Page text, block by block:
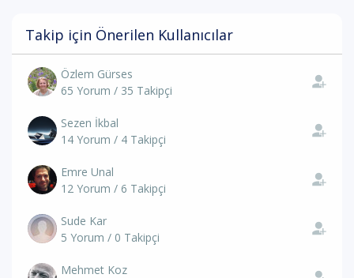
Takip için Önerilen Kullanıcılar
Özlem Gürses
65 Yorum / 35 Takipçi
Sezen İkbal
14 Yorum / 4 Takipçi
Emre Unal
12 Yorum / 6 Takipçi
Sude Kar
5 Yorum / 0 Takipçi
Mehmet Koz